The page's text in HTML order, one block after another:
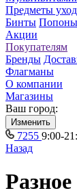
Предметы
Бинты Попоны
Акции
Покупателям
Бренды
Флагманы
О компании
Магазины
Ваш город:
Изменить
7255 9:00-
Назад